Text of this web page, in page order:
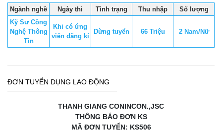
Ngành nghề Ngày thi Tình trạng Thu nhập
Số lượng
Kỹ Sư Công
Nghệ Thông
Tin
Khi có ứng
viên đăng kí
Dừng tuyển 66 Triệu 2 Nam/Nữ
ĐƠN TUYỂN DỤNG LAO ĐỘNG
THANH GIANG CONINCON.,JSC
THÔNG BÁO ĐƠN KS
MÃ ĐƠN TUYỂN: KS506